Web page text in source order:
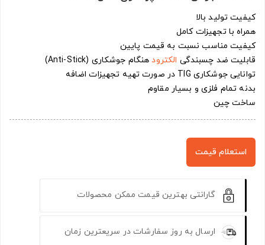
کیفیت تولید بالا
همراه با تجهیزات کامل
کیفیت مناسب نسبت به قیمت پایین
قابلیت ضد چسبندگی الکترودهنگام جوشکاری (Anti-Stick)
توانایی جوشکاری TIG در صورت تهیه تجهیزات اضافه
بدنه تمام فلزی و بسیار مقاوم
ساخت چین
استعلام قیمت
گارانتی بهترین قیمت ممکن محصولات
ارسال به روز سفارشات در سریعترین زمان